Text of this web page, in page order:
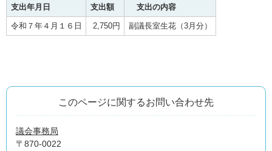
支出年月日 支出額 支出の内容
令和７年４月１６日 2,750円 副議長室生花（3月分）
このページに関するお問い合わせ先
議会事務局
〒870-0022